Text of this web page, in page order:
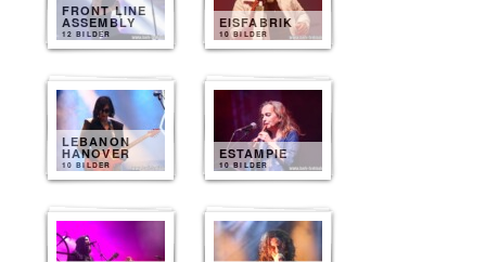
FRONT LINE
ASSEMBLY
12 BILDER
EISFABRIK
10 BILDER
LEBANON
HANOVER
10 BILDER
ESTAMPIE
10 BILDER